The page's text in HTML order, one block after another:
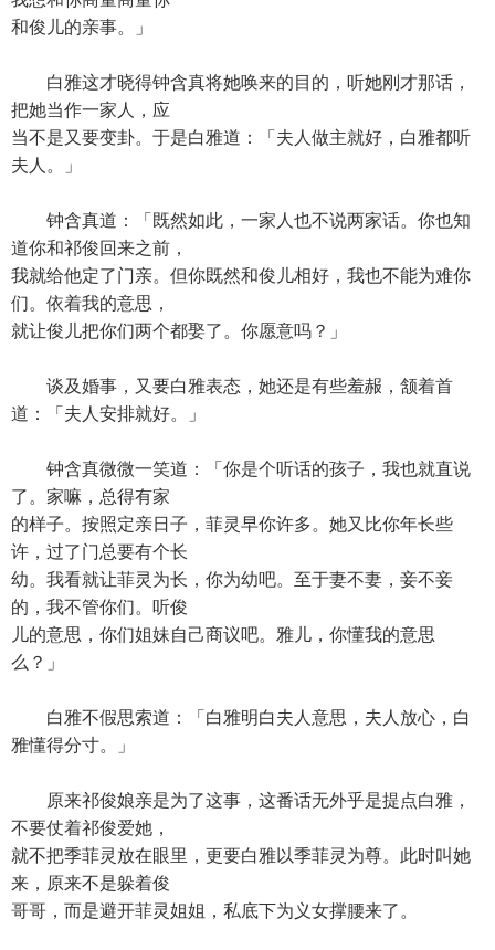
和俊儿的亲事。」
白雅这才晓得钟含真将她唤来的目的，听她刚才那话，
把她当作一家人，应
当不是又要变卦。于是白雅道：「夫人做主就好，白雅都听
夫人。」
钟含真道：「既然如此，一家人也不说两家话。你也知
道你和祁俊回来之前，
我就给他定了门亲。但你既然和俊儿相好，我也不能为难你
们。依着我的意思，
就让俊儿把你们两个都娶了。你愿意吗？」
谈及婚事，又要白雅表态，她还是有些羞赧，颔着首
道：「夫人安排就好。」
钟含真微微一笑道：「你是个听话的孩子，我也就直说
了。家嘛，总得有家
的样子。按照定亲日子，菲灵早你许多。她又比你年长些
许，过了门总要有个长
幼。我看就让菲灵为长，你为幼吧。至于妻不妻，妾不妾
的，我不管你们。听俊
儿的意思，你们姐妹自己商议吧。雅儿，你懂我的意思
么？」
白雅不假思索道：「白雅明白夫人意思，夫人放心，白
雅懂得分寸。」
原来祁俊娘亲是为了这事，这番话无外乎是提点白雅，
不要仗着祁俊爱她，
就不把季菲灵放在眼里，更要白雅以季菲灵为尊。此时叫她
来，原来不是躲着俊
哥哥，而是避开菲灵姐姐，私底下为义女撑腰来了。